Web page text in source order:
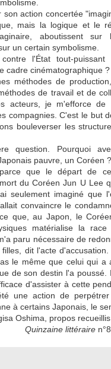
son action concertée
mais la logique et le
aboutissent sur
un certain symbolisme.
l'État
cadre cinématographique ?
méthodes de
de travail et de
acteurs, je m'efforce de
compagnies. C'est le but
bouleverser les
question. Pourquoi
pauvre, un Coréen ?
que le départ de
du Coréen Jun U Lee
seulement imaginé que
convaincre le
que, au Japon, le
matérialise la
paru nécessaire de
dit l'acte
le même que celui qui a
de son destin l'a poussé.
d'assister à cette
une action de
à certains Japonais, le
Oshima, propos
Quinzaine littéraire